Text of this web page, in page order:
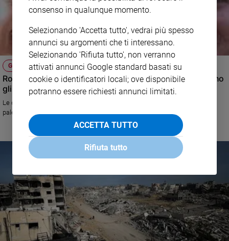
GAZA
Romi Gonen, Emili Damari e Doron Steinbrecher: chi sono
gli ostaggi rilasciati da Hamas
Le donne tornate in Israele, Netanyahu libera 69 prigioniere e 21 minori
palestinesi
consenso in qualunque momento.
Selezionando 'Accetta tutto', vedrai più spesso
annunci su argomenti che ti interessano.
Selezionando 'Rifiuta tutto', non verranno
attivati annunci Google standard basati su
cookie o identificatori locali; ove disponibile
potranno essere richiesti annunci limitati.
ACCETTA TUTTO
Rifiuta tutto